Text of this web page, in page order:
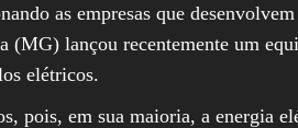
as empresas que
(MG) lançou recentemente um
elétricos.
pois, em sua maioria, a energia